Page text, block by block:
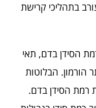
בתהליכי קרישת
הסידן בדם, תאי
הורמון. הבלוטות
רמת הסידן בדם.